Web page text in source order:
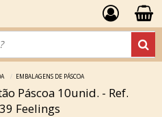
EMBALAGENS DE PÁSCOA
Páscoa 10unid. - Ref.
Feelings